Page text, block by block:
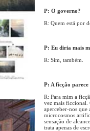
P: O governo?
R: Quem está por
P: Eu diria mais
R: Sim, também.
P: A ficção
R: Para mim a
vez mais ficcional.
aperceber-nos que
microcosmos
sensação de
trata apenas de